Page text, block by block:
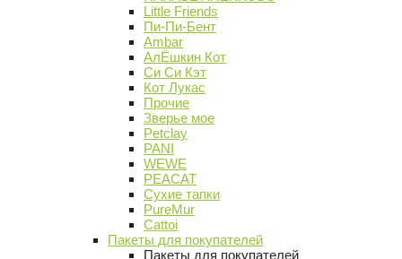
Little Friends
Пи-Пи-Бент
Ambar
АлЁшкин Кот
Си Си Кэт
Кот Лукас
Прочие
Зверье мое
Petclay
PANI
WEWE
PEACAT
Сухие тапки
PureMur
Cattoi
Пакеты для покупателей
Пакеты для покупателей